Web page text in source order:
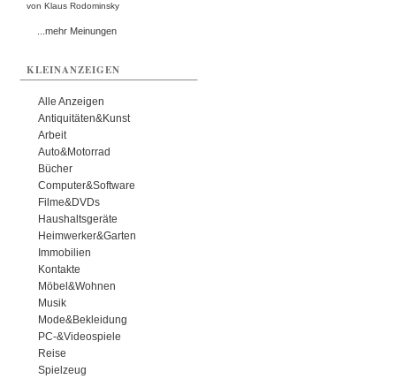
von Klaus Rodominsky
...mehr Meinungen
KLEINANZEIGEN
Alle Anzeigen
Antiquitäten&Kunst
Arbeit
Auto&Motorrad
Bücher
Computer&Software
Filme&DVDs
Haushaltsgeräte
Heimwerker&Garten
Immobilien
Kontakte
Möbel&Wohnen
Musik
Mode&Bekleidung
PC-&Videospiele
Reise
Spielzeug